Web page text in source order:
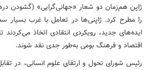
ژاپن هم‌زمان دو شعار «جهانی‌گرایی» (گشودن
را مطرح کرد. ژاپنی‌ها در تعامل با غرب بسیار
ایده‌های جدید، رویکردی انتقادی اتخاذ می‌کردند
اقتصاد و فرهنگ بومی به‌طور جدی نقد شوند.
رئیس شورای تحول و ارتقای علوم انسانی، در